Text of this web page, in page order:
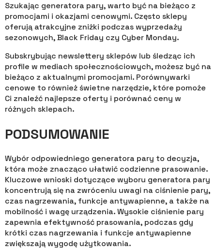
Szukając generatora pary, warto być na bieżąco z
promocjami i okazjami cenowymi. Często sklepy
oferują atrakcyjne zniżki podczas wyprzedaży
sezonowych, Black Friday czy Cyber Monday.
Subskrybując newslettery sklepów lub śledząc ich
profile w mediach społecznościowych, możesz być na
bieżąco z aktualnymi promocjami. Porównywarki
cenowe to również świetne narzędzie, które pomoże
Ci znaleźć najlepsze oferty i porównać ceny w
różnych sklepach.
PODSUMOWANIE
Wybór odpowiedniego generatora pary to decyzja,
która może znacząco ułatwić codzienne prasowanie.
Kluczowe wnioski dotyczące wyboru generatora pary
koncentrują się na zwróceniu uwagi na ciśnienie pary,
czas nagrzewania, funkcje antywapienne, a także na
mobilność i wagę urządzenia. Wysokie ciśnienie pary
zapewnia efektywność prasowania, podczas gdy
krótki czas nagrzewania i funkcje antywapienne
zwiększają wygodę użytkowania.